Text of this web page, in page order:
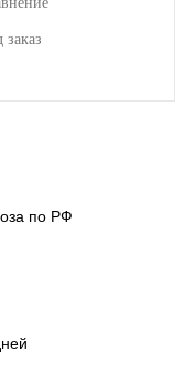
заказ
по РФ